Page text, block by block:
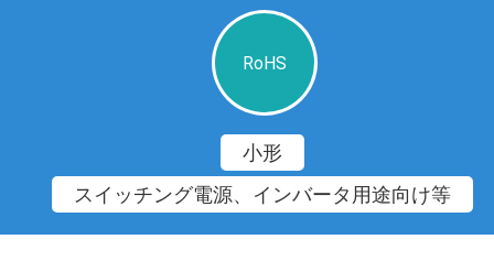
RoHS
小形
スイッチング電源、インバータ用途向け等